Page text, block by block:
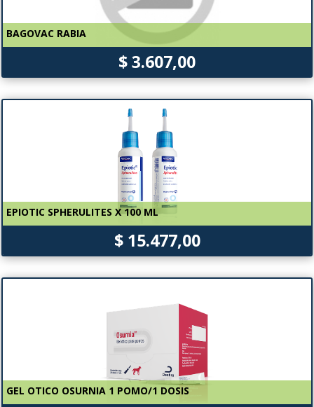
BAGOVAC RABIA
$ 3.607,00
EPIOTIC SPHERULITES X 100 ML
$ 15.477,00
GEL OTICO OSURNIA 1 POMO/1 DOSIS